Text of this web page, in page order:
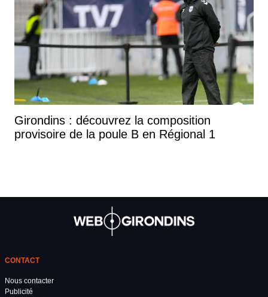
Girondins : découvrez la composition
provisoire de la poule B en Régional 1
CONTACT
Nous contacter
Publicité